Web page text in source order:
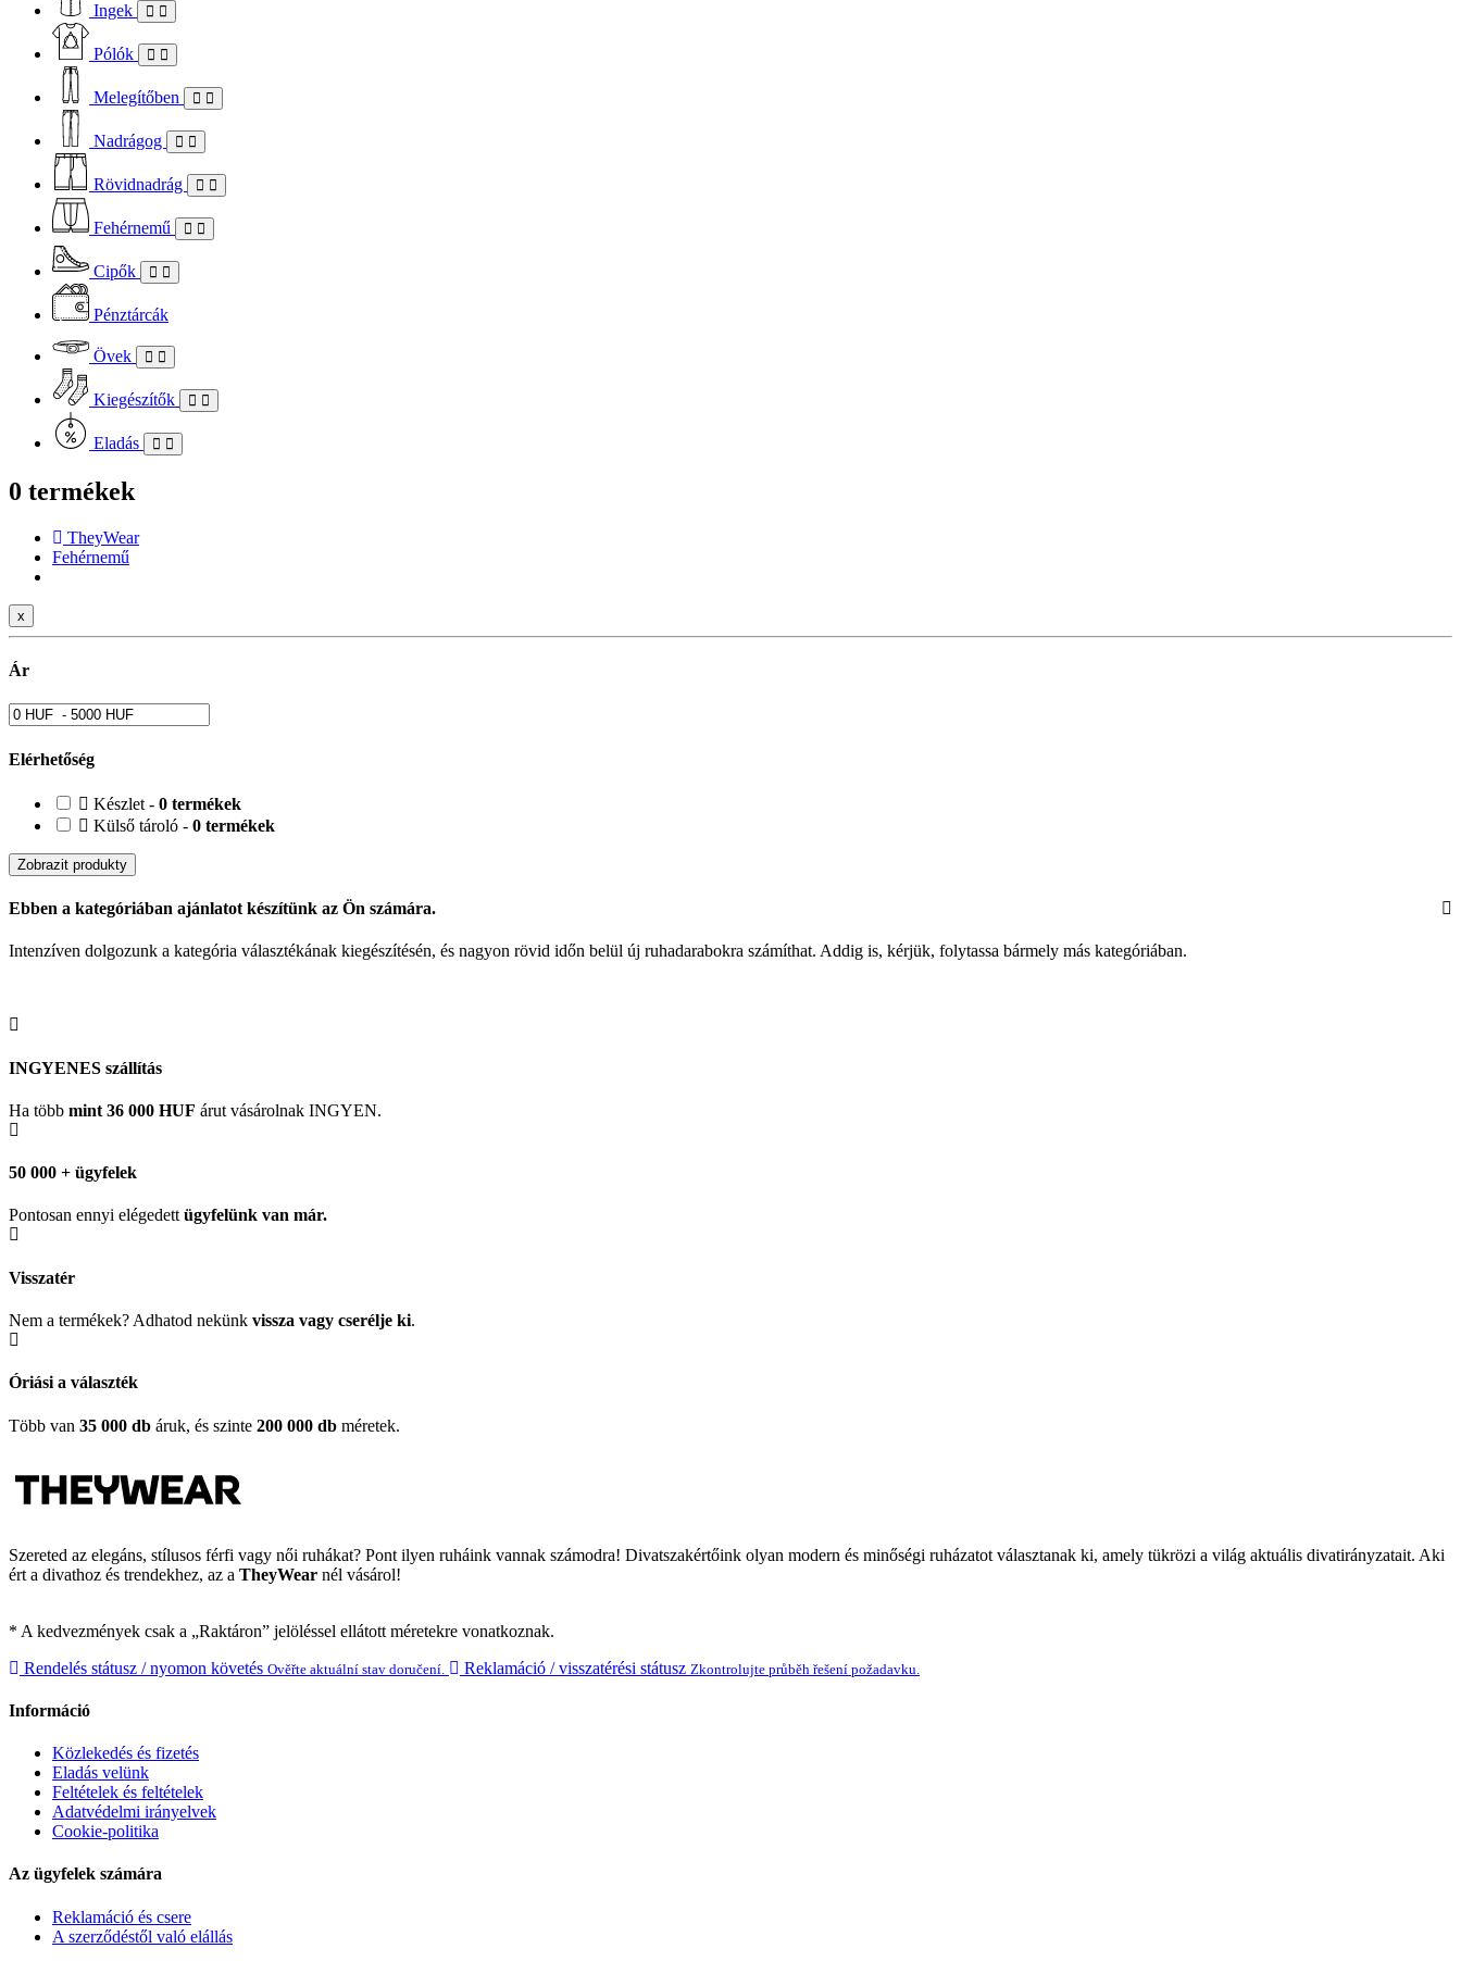
Ingek
Pólók
Melegítőben
Nadrágog
Rövidnadrág
Fehérnemű
Cipők
Pénztárcák
Övek
Kiegészítők
Eladás
0 termékek
TheyWear
Fehérnemű
x
Ár
Elérhetőség
Készlet - 0 termékek
Külső tároló - 0 termékek
Zobrazit produkty
Ebben a kategóriában ajánlatot készítünk az Ön számára.
Intenzíven dolgozunk a kategória választékának kiegészítésén, és nagyon rövid időn belül új ruhadarabokra számíthat. Addig is, kérjük, folytassa bármely más kategóriában.
INGYENES szállítás
Ha több mint 36 000 HUF árut vásárolnak INGYEN.
50 000 + ügyfelek
Pontosan ennyi elégedettügyfelünk van már.
Visszatér
Nem a termékek? Adhatod nekünk vissza vagy cserélje ki.
Óriási a választék
Több van 35 000 db áruk, és szinte 200 000 db méretek.
Szereted az elegáns, stílusos férfi vagy női ruhákat? Pont ilyen ruháink vannak számodra! Divatszakértőink olyan modern és minőségi ruházatot választanak ki, amely tükrözi a világ aktuális divatirányzatait. Aki
ért a divathoz és trendekhez, az a TheyWear nél vásárol!
* A kedvezmények csak a „Raktáron” jelöléssel ellátott méretekre vonatkoznak.
Rendelés státusz / nyomon követés Ověřte aktuální stav doručení. Reklamáció / visszatérési státusz Zkontrolujte průběh řešení požadavku.
Információ
Közlekedés és fizetés
Eladás velünk
Feltételek és feltételek
Adatvédelmi irányelvek
Cookie-politika
Az ügyfelek számára
Reklamáció és csere
A szerződéstől való elállás